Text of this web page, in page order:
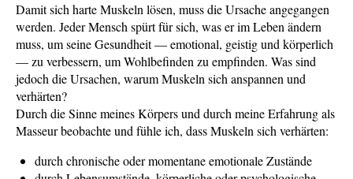
Damit sich harte Muskeln lösen, muss die Ursache angegangen
werden. Jeder Mensch spürt für sich, was er im Leben ändern
muss, um seine Gesundheit — emotional, geistig und körperlich
— zu verbessern, um Wohlbefinden zu empfinden. Was sind
jedoch die Ursachen, warum Muskeln sich anspannen und
verhärten?
Durch die Sinne meines Körpers und durch meine Erfahrung als
Masseur beobachte und fühle ich, dass Muskeln sich verhärten:
durch chronische oder momentane emotionale Zustände